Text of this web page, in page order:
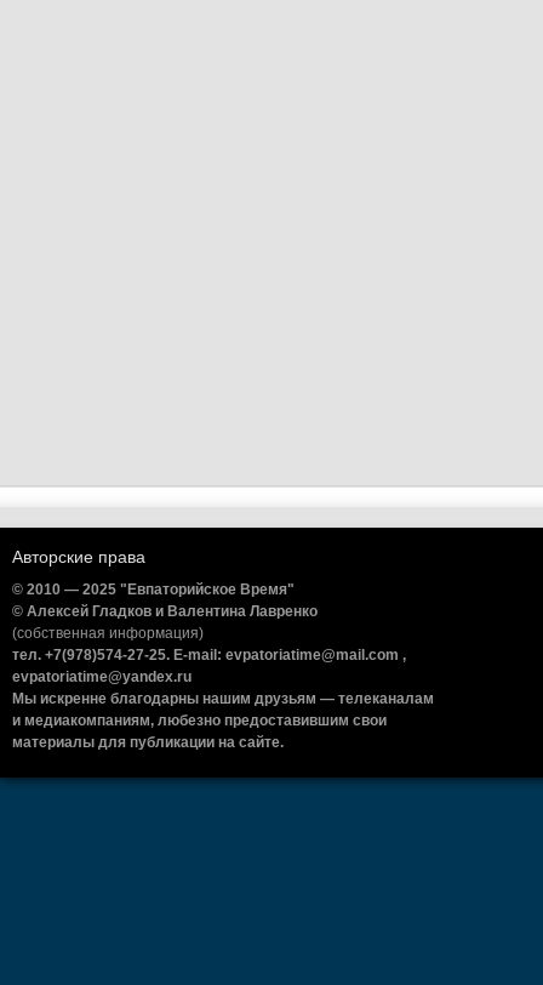
Авторские права
© 2010 — 2025 "Евпаторийское Время"
© Алексей Гладков и Валентина Лавренко
(собственная информация)
тел. +7(978)574-27-25. E-mail: evpatoriatime@mail.com ,
evpatoriatime@yandex.ru
Мы искренне благодарны нашим друзьям — телеканалам
и медиакомпаниям, любезно предоставившим свои
материалы для публикации на сайте.